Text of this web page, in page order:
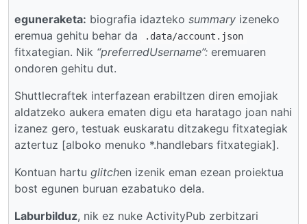
eguneraketa: biografia idazteko summary izeneko
eremua gehitu behar da
.data/account.json
fitxategian. Nik “preferredUsername”: eremuaren
ondoren gehitu dut.
Shuttlecraftek interfazean erabiltzen diren emojiak
aldatzeko aukera ematen digu eta haratago joan nahi
izanez gero, testuak euskaratu ditzakegu fitxategiak
aztertuz [alboko menuko *.handlebars fitxategiak].
Kontuan hartu glitchen izenik eman ezean proiektua
bost egunen buruan ezabatuko dela.
Laburbilduz, nik ez nuke ActivityPub zerbitzari